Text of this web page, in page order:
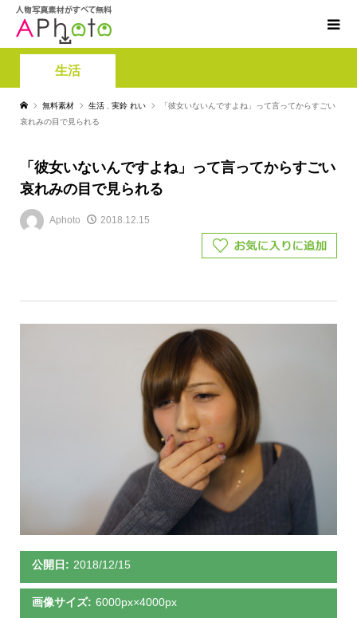
生活
無料素材 生活 実鈴 れい
「彼女いないんですよね」って言ってからすごい
哀れみの目で見られる
「彼女いないんですよね」って言ってからすごい
哀れみの目で見られる
Aphoto 2018.12.15
公開日: 2018/12/15
画像サイズ: 6000px×4000px